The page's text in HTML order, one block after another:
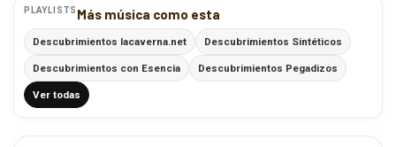
PLAYLISTS Más música como esta
Descubrimientos lacaverna.net Descubrimientos Sintéticos
Descubrimientos con Esencia Descubrimientos Pegadizos
Ver todas